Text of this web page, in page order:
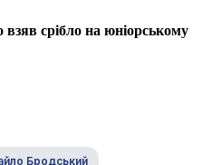
срібло на юніорському
Бродський